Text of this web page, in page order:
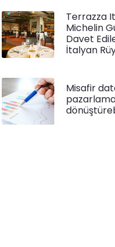
Terrazza
Michelin
Davet
İtalyan
Misafir